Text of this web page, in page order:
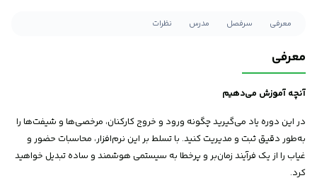
معرفی سرفصل مدرس نظرات
معرفی
آنچه آموزش می‌دهیم
در این دوره یاد می‌گیرید چگونه ورود و خروج کارکنان، مرخصی‌ها و شیفت‌ها را
به‌طور دقیق ثبت و مدیریت کنید. با تسلط بر این نرم‌افزار، محاسبات حضور و
غیاب را از یک فرآیند زمان‌بر و پرخطا به سیستمی هوشمند و ساده تبدیل خواهید
کرد.